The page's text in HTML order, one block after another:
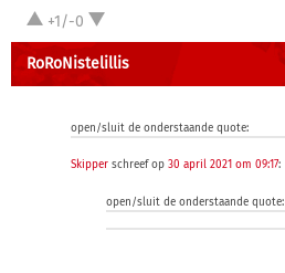
+1/-0
RoRoNistelillis
open/sluit de onderstaande quote:
Skipper schreef op 30 april 2021 om 09:17:
open/sluit de onderstaande quote: